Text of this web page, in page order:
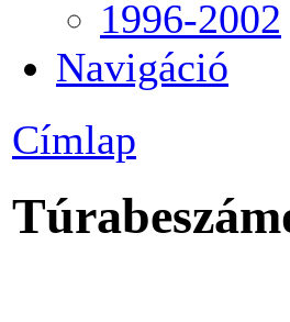
1996-2002
Navigáció
Címlap